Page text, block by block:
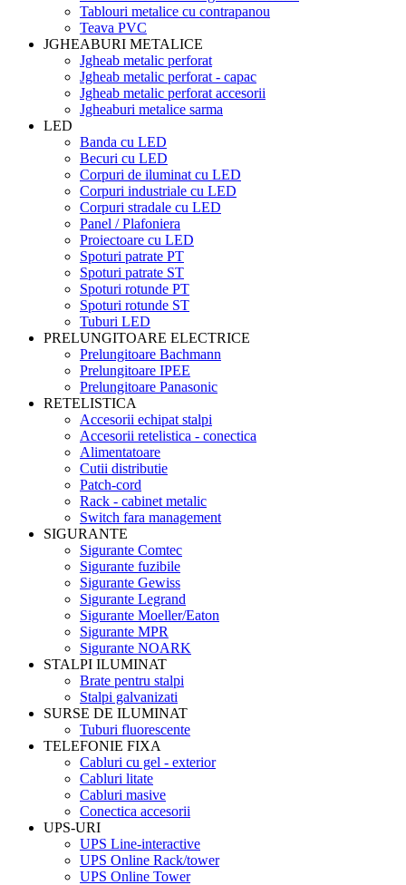
Tablouri metalice cu contrapanou
Teava PVC
JGHEABURI METALICE
Jgheab metalic perforat
Jgheab metalic perforat - capac
Jgheab metalic perforat accesorii
Jgheaburi metalice sarma
LED
Banda cu LED
Becuri cu LED
Corpuri de iluminat cu LED
Corpuri industriale cu LED
Corpuri stradale cu LED
Panel / Plafoniera
Proiectoare cu LED
Spoturi patrate PT
Spoturi patrate ST
Spoturi rotunde PT
Spoturi rotunde ST
Tuburi LED
PRELUNGITOARE ELECTRICE
Prelungitoare Bachmann
Prelungitoare IPEE
Prelungitoare Panasonic
RETELISTICA
Accesorii echipat stalpi
Accesorii retelistica - conectica
Alimentatoare
Cutii distributie
Patch-cord
Rack - cabinet metalic
Switch fara management
SIGURANTE
Sigurante Comtec
Sigurante fuzibile
Sigurante Gewiss
Sigurante Legrand
Sigurante Moeller/Eaton
Sigurante MPR
Sigurante NOARK
STALPI ILUMINAT
Brate pentru stalpi
Stalpi galvanizati
SURSE DE ILUMINAT
Tuburi fluorescente
TELEFONIE FIXA
Cabluri cu gel - exterior
Cabluri litate
Cabluri masive
Conectica accesorii
UPS-URI
UPS Line-interactive
UPS Online Rack/tower
UPS Online Tower